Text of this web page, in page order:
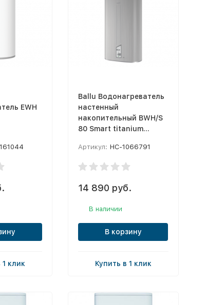
EWH
1 клик
Ballu Водонагреватель
настенный
накопительный BWH/S
80 Smart titanium
Артикул: НС-1066791
14 890 руб.
В наличии
В корзину
Купить в 1 клик